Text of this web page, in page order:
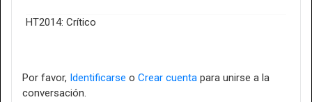
HT2014: Crítico
Por favor, Identificarse o Crear cuenta para unirse a la
conversación.